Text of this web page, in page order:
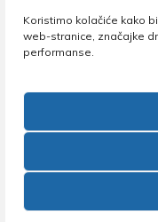
Koristimo kolačiće kako
web-stranice, značajke
performanse.
Nezavisni
obrazovanja
Zagreb •
©2026 Nezavisni